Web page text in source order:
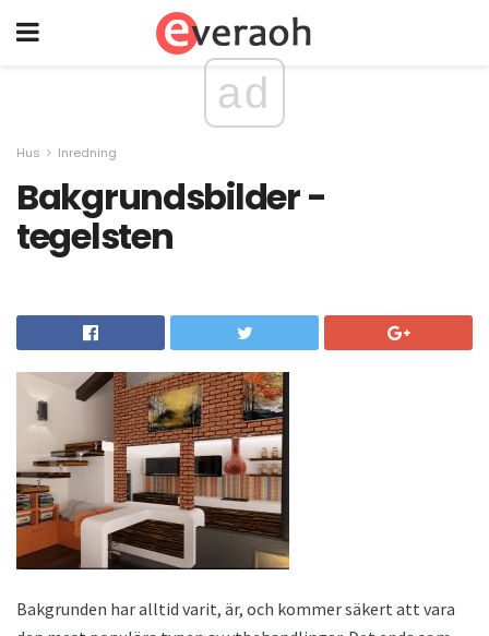
ad
Hus Inredning
Bakgrundsbilder -
tegelsten
Bakgrunden har alltid varit, är, och kommer säkert att vara